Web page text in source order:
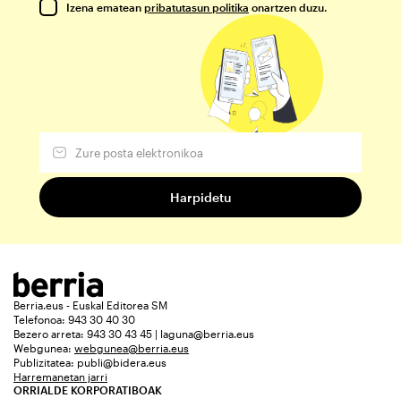
Izena ematean pribatutasun politika onartzen duzu.
Berria.eus - Euskal Editorea SM
Telefonoa: 943 30 40 30
Bezero arreta: 943 30 43 45 | laguna@berria.eus
Webgunea: webgunea@berria.eus
Publizitatea: publi@bidera.eus
Harremanetan jarri
ORRIALDE KORPORATIBOAK